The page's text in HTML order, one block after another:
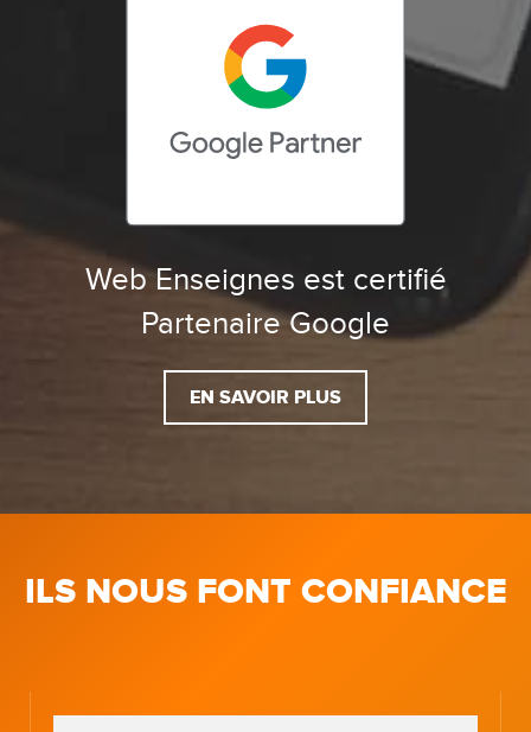
Web Enseignes est certifié
Partenaire Google
EN SAVOIR PLUS
ILS NOUS FONT CONFIANCE